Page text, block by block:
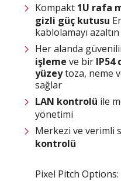
Kompakt 1U rafa
gizli güç kutusu
kablolamayı azaltın
Her alanda
işleme ve bir IP54
yüzeytoza, neme
sağlar
LAN kontrolü ile
yönetimi
Merkezi ve verimli
kontrolü
Pixel Pitch Options: